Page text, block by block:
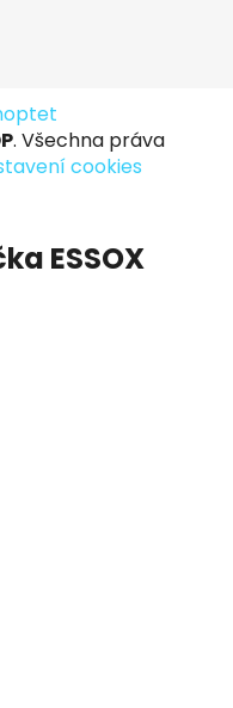
. Všechna práva
cookies
ESSOX